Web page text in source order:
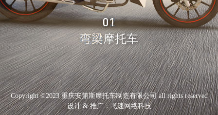
05
其他
01
弯梁摩托车
02
电动摩托车
03
越野摩托车
04
街头摩托车
05
其他
01
弯梁摩托车
Copyright ©2023 重庆安第斯摩托车制造有限公司 all rights reserved
设计 & 推广：飞速网络科技